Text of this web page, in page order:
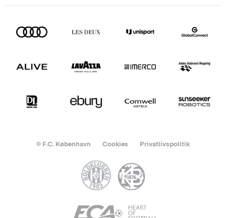
© F.C. København Cookies Privatlivspolitik